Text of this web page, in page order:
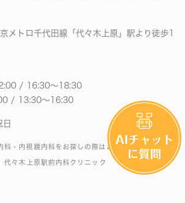
メトロ千代田線「代々木上原」駅より徒歩1
/ 16:30〜18:30
/ 13:30〜16:30
日
科・内視鏡内科をお探しの際はお気軽にお問い合わ
々木上原駅前内科クリニック